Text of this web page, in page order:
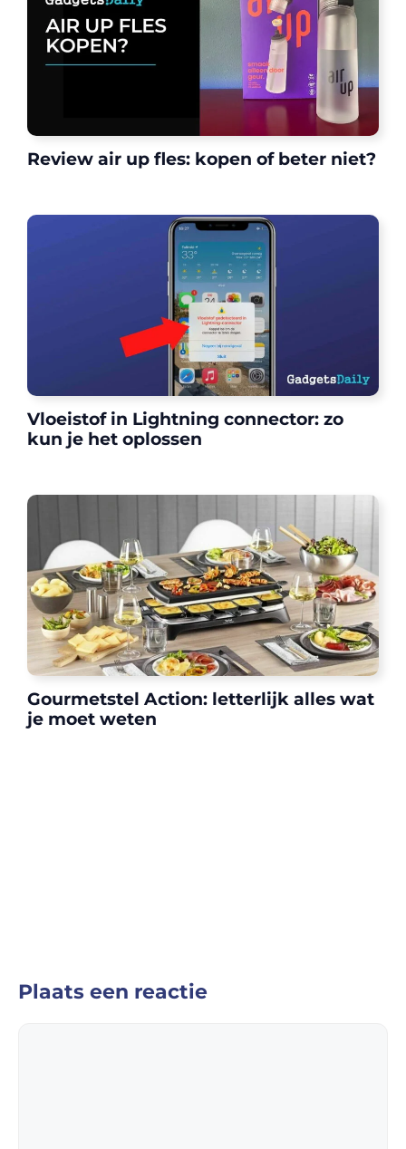
Review air up fles: kopen of beter niet?
Vloeistof in Lightning connector: zo
kun je het oplossen
Gourmetstel Action: letterlijk alles wat
je moet weten
Plaats een reactie